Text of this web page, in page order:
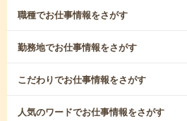
職種でお仕事情報をさがす
勤務地でお仕事情報をさがす
こだわりでお仕事情報をさがす
人気のワードでお仕事情報をさがす